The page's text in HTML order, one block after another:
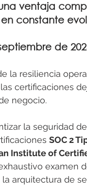
ventaja
constante
de
la resiliencia
certificaciones
negocio.
la seguridad
SOC 2
Institute of
examen
arquitectura de